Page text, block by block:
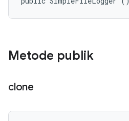
Metode publik
clone